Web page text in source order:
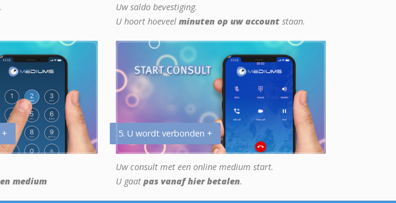
Uw saldo bevestiging.
U hoort hoeveel minuten op uw account staan.
medium
5. U wordt verbonden +
Uw consult met een online medium start.
U gaat pas vanaf hier betalen.